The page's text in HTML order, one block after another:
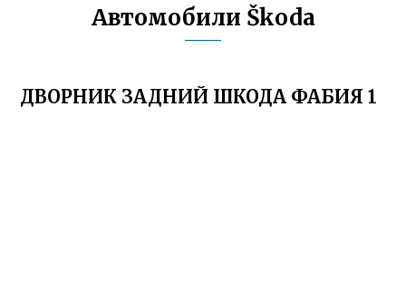
Автомобили Škoda
ДВОРНИК ЗАДНИЙ ШКОДА ФАБИЯ 1